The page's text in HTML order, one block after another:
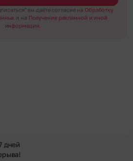
вы даёте согласие на Обработку
и на Получение рекламной и иной
информации.
дней